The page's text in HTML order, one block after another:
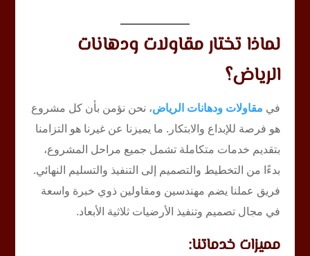
لماذا تختار مقاولات ودهانات
الرياض؟
في مقاولات ودهانات الرياض، نحن نؤمن بأن كل مشروع
هو فرصة للإبداع والابتكار. ما يميزنا عن غيرنا هو التزامنا
بتقديم خدمات متكاملة تشمل جميع مراحل المشروع،
بدءًا من التخطيط والتصميم إلى التنفيذ والتسليم النهائي.
فريق عملنا يضم مهندسين ومقاولين ذوي خبرة واسعة
في مجال تصميم وتنفيذ الأرضيات ثلاثية الأبعاد.
مميزات خدماتنا: